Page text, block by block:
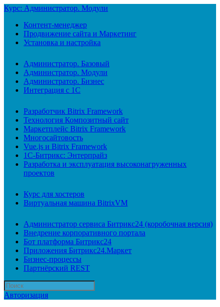
Курс: Администратор. Модули
Контент-менеджер
Продвижение сайта и Маркетинг
Установка и настройка
Администратор. Базовый
Администратор. Модули
Администратор. Бизнес
Интеграция с 1С
Разработчик Bitrix Framework
Технология Композитный сайт
Маркетплейс Bitrix Framework
Многосайтовость
Vue.js и Bitrix Framework
1С-Битрикс: Энтерпрайз
Разработка и эксплуатация высоконагруженных
проектов
Курс для хостеров
Виртуальная машина BitrixVM
Администратор сервиса Битрикс24 (коробочная версия)
Внедрение корпоративного портала
Бот платформа Битрикс24
Приложения Битрикс24.Маркет
Бизнес-процессы
Партнёрский REST
Авторизация